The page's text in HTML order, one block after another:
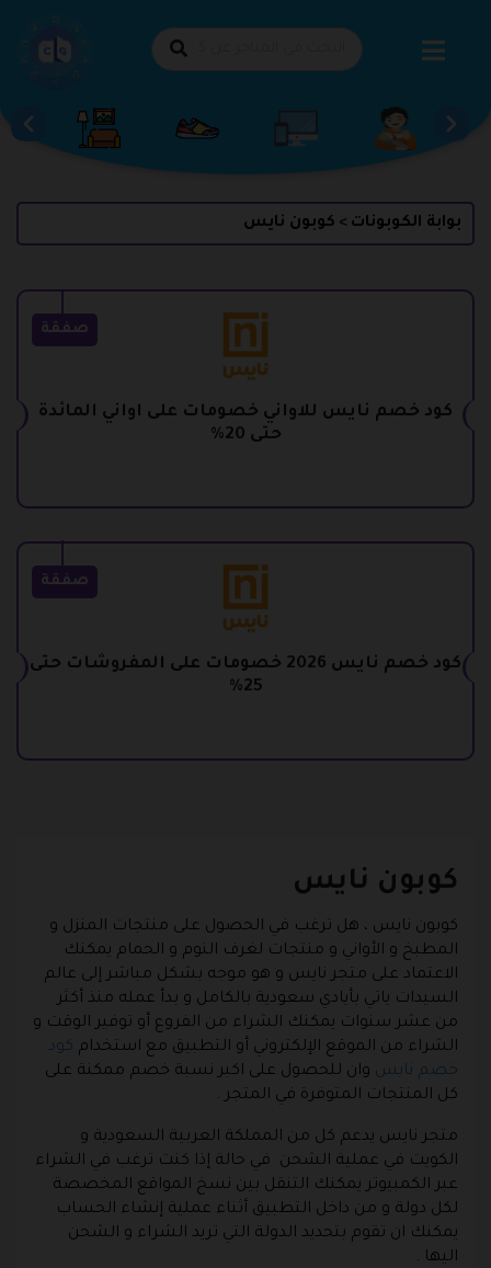
بوابة الكوبونات > كوبون نايس
صفقة
كود خصم نايس للاواني خصومات على اواني المائدة
حتى 20%
صفقة
كود خصم نايس 2026 خصومات على المفروشات حتى
25%
كوبون نايس
كوبون نايس ، هل ترغب في الحصول على منتجات المنزل و
المطبخ و الأواني و منتجات لغرف النوم و الحمام يمكنك
الاعتماد على متجر نايس و هو موجه بشكل مباشر إلى عالم
السيدات ياتي بأيادي سعودية بالكامل و بدأ عمله منذ أكثر
من عشر سنوات يمكنك الشراء من الفروع أو توفير الوقت و
الشراء من الموقع الإلكتروني أو التطبيق مع استخدام كود
خصم نايس وان للحصول على اكبر نسبة خصم ممكنة على
كل المنتجات المتوفرة في المتجر .
متجر نايس يدعم كل من المملكة العربية السعودية و
الكويت في عملية الشحن في حالة إذا كنت ترغب في الشراء
عبر الكمبيوتر يمكنك التنقل بين نسخ المواقع المخصصة
لكل دولة و من داخل التطبيق أثناء عملية إنشاء الحساب
يمكنك ان تقوم بتحديد الدولة التي تريد الشراء و الشحن
اليها .